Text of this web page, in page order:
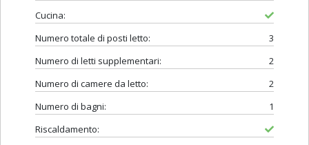
Cucina:
Numero totale di posti letto:
3
Numero di letti supplementari:
2
Numero di camere da letto:
2
Numero di bagni:
1
Riscaldamento: